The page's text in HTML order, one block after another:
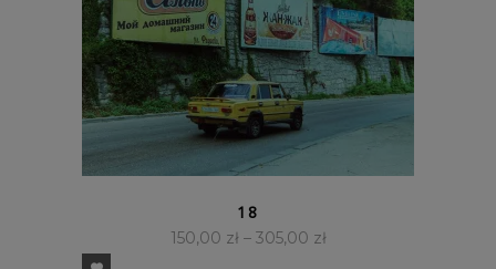
18
150,00 zł – 305,00 zł